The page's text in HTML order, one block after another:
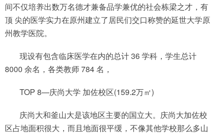
间不仅培养出数万名德才兼备品学兼优的社会栋梁之才，有
顶 尖的医学实力在原州建立了居民们交口称赞的延世大学原
州教学医院。
现设有包含临床医学在内的总计 36 学科，学生总计
8000 余名，各类教师 784 名，
TOP 8—庆尚大学 加佐校区(159.2万㎡)
庆尚大和釜山大是该地区主要的国立大。庆尚大加佐校
区占地面积很大，而且地面很平缓，不像其他学校那么多山